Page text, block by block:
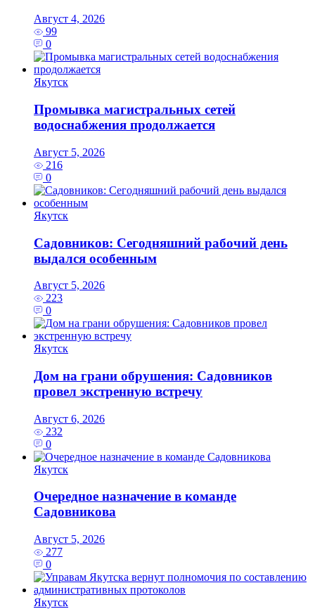
Август 4, 2026
99
0
Якутск
Промывка магистральных сетей
водоснабжения продолжается
Август 5, 2026
216
0
Якутск
Садовников: Сегодняшний рабочий день
выдался особенным
Август 5, 2026
223
0
Якутск
Дом на грани обрушения: Садовников
провел экстренную встречу
Август 6, 2026
232
0
Якутск
Очередное назначение в команде
Садовникова
Август 5, 2026
277
0
Якутск